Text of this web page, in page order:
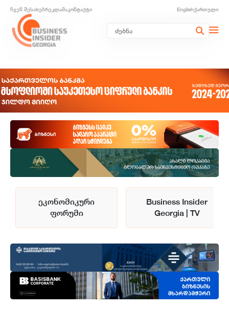
ჩვენ შესახებრეკლამაკონტაქტი Englishქართული
ეკონომიკური
ფორუმი
Business Insider
Georgia | TV